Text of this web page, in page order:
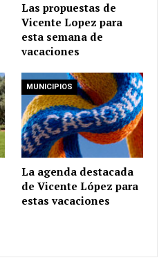
Las propuestas de
Vicente Lopez para
esta semana de
vacaciones
MUNICIPIOS
La agenda destacada
de Vicente López para
estas vacaciones